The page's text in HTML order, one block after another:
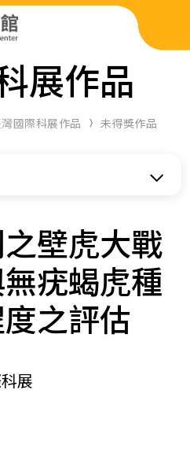
展作品
國際科展作品 未得獎作品
壁虎大戰
疣蝎虎種
之評估
展